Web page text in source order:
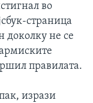
во
страница
доколку не се
правилата.
изрази